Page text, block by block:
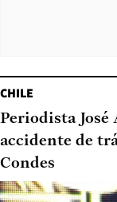
CHILE
Periodista
accidente de
Condes